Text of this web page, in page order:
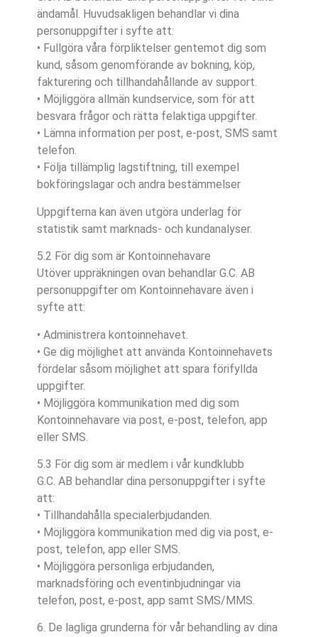
ändamål. Huvudsakligen behandlar vi dina
personuppgifter i syfte att:
• Fullgöra våra förpliktelser gentemot dig som
kund, såsom genomförande av bokning, köp,
fakturering och tillhandahållande av support.
• Möjliggöra allmän kundservice, som för att
besvara frågor och rätta felaktiga uppgifter.
• Lämna information per post, e-post, SMS samt
telefon.
• Följa tillämplig lagstiftning, till exempel
bokföringslagar och andra bestämmelser
Uppgifterna kan även utgöra underlag för
statistik samt marknads- och kundanalyser.
5.2 För dig som är Kontoinnehavare
Utöver uppräkningen ovan behandlar G.C. AB
personuppgifter om Kontoinnehavare även i
syfte att:
• Administrera kontoinnehavet.
• Ge dig möjlighet att använda Kontoinnehavets
fördelar såsom möjlighet att spara förifyllda
uppgifter.
• Möjliggöra kommunikation med dig som
Kontoinnehavare via post, e-post, telefon, app
eller SMS.
5.3 För dig som är medlem i vår kundklubb
G.C. AB behandlar dina personuppgifter i syfte
att:
• Tillhandahålla specialerbjudanden.
• Möjliggöra kommunikation med dig via post, e-
post, telefon, app eller SMS.
• Möjliggöra personliga erbjudanden,
marknadsföring och eventinbjudningar via
telefon, post, e-post, app samt SMS/MMS.
6. De lagliga grunderna för vår behandling av dina